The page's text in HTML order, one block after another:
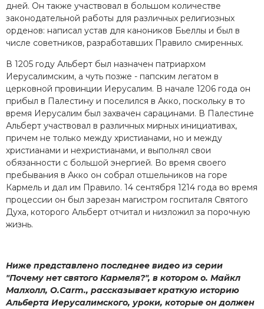
дней. Он также участвовал в большом количестве
законодательной работы для различных религиозных
орденов: написал устав для каноников Бьеллы и был в
числе советников, разработавших Правило смиренных.
В 1205 году Альберт был назначен патриархом
Иерусалимским, а чуть позже - папским легатом в
церковной провинции Иерусалим. В начале 1206 года он
прибыл в Палестину и поселился в Акко, поскольку в то
время Иерусалим был захвачен сарацинами. В Палестине
Альберт участвовал в различных мирных инициативах,
причем не только между христианами, но и между
христианами и нехристианами, и выполнял свои
обязанности с большой энергией. Во время своего
пребывания в Акко он собрал отшельников на горе
Кармель и дал им Правило. 14 сентября 1214 года во время
процессии он был зарезан магистром госпиталя Святого
Духа, которого Альберт отчитал и низложил за порочную
жизнь.
Ниже представлено последнее видео из серии
"Почему нет святого Кармеля?", в котором о. Майкл
Малхолл, O.Carm., рассказывает краткую историю
Альберта Иерусалимского, уроки, которые он должен